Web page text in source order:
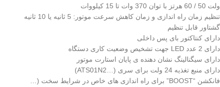
ولت 50 / 60 هرتز با توان 370 وات تا 15 کیلووات
تنظیم زمان راه اندازی و زمان کاهش سرعت موتور: 5 ثانیه یا 10 ثانیه
گشتاور قابل تنظیم
دارای کنتاکتور بای پس داخلی
دارای 2 عدد LED جهت تشخیص وضعیت کاری دستگاه
دارای سیگنالینگ نشان دهنده ی پایان استارت موتور
دارای منبع تغذیه 24 ولت برای سری (…ATS01N2)
فانکشن “BOOST” برای راه اندازی های خاص در شرایط سخت (…